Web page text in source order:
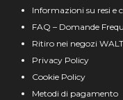
Informazioni su resi e
FAQ – Domande
Ritiro nei negozi
Privacy Policy
Cookie Policy
Metodi di pagamento